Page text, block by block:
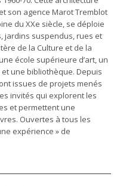
son agence Marot Tremblot
du XXe siècle, se déploie
jardins suspendus, rues et
de la Culture et de la
école supérieure d’art, un
et une bibliothèque. Depuis
issues de projets menés
invités qui explorent les
et permettent une
Ouvertes à tous les
expérience » de